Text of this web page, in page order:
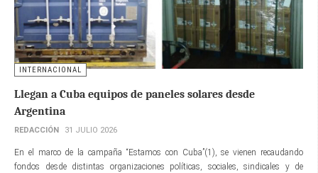
INTERNACIONAL
Llegan a Cuba equipos de paneles solares desde
Argentina
REDACCIÓN 31 JULIO 2026
En el marco de la campaña “Estamos con Cuba”(1), se vienen recaudando
fondos desde distintas organizaciones políticas, sociales, sindicales y de